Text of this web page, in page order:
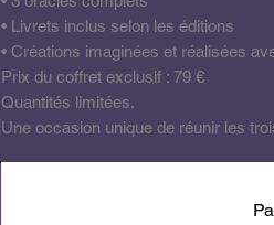
• Livrets inclus selon les éditions
• Créations imaginées et réalisées
Prix du coffret exclusif : 79 €
Quantités limitées.
Une occasion unique de réunir les